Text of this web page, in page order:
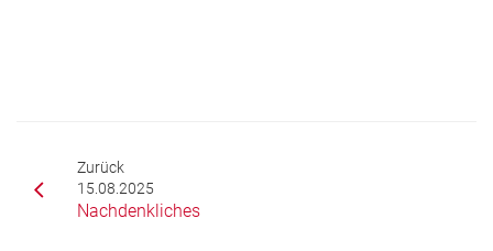
Zurück
15.08.2025
Nachdenkliches